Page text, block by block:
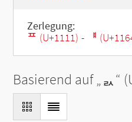
Zerlegung:
ᄑ (U+1111) - ᅤ
Basierend auf „ᆳ“